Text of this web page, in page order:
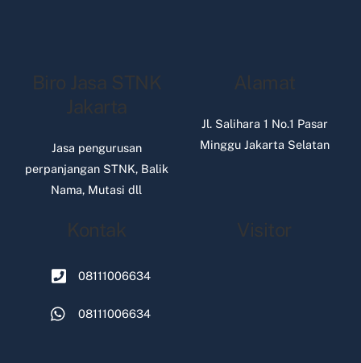
Biro Jasa STNK
Jakarta
Jasa pengurusan
perpanjangan STNK, Balik
Nama, Mutasi dll
Alamat
Jl. Salihara 1 No.1 Pasar
Minggu Jakarta Selatan
Kontak
08111006634
08111006634
Visitor